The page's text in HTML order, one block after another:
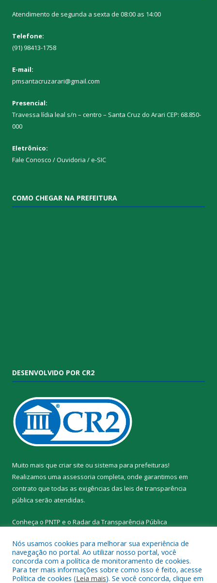
Atendimento de segunda a sexta de 08:00 as 14:00
Telefone:
(91) 98413-1758
E-mail:
pmsantacruzarari@gmail.com
Presencial:
Travessa lídia leal s/n – centro – Santa Cruz do Arari CEP: 68.850-
000
Eletrônico:
Fale Conosco / Ouvidoria / e-SIC
COMO CHEGAR NA PREFEITURA
DESENVOLVIDO POR CR2
Muito mais que criar site ou sistema para prefeituras!
Realizamos uma assessoria completa, onde garantimos em
contrato que todas as exigências das leis de transparência
pública serão atendidas.
Conheça o PNTP e o Radar da Transparência Pública
Todos os direitos reservados a Prefeitura Municipal de Santa
Nós usamos cookies para melhorar sua experiência de
navegação no portal. Ao utilizar nosso portal, você
concorda com a política de monitoramento de cookies.
Para ter mais informações sobre como isso é feito, acesse
Política de cookies (Leia mais). Se você concorda, clique em